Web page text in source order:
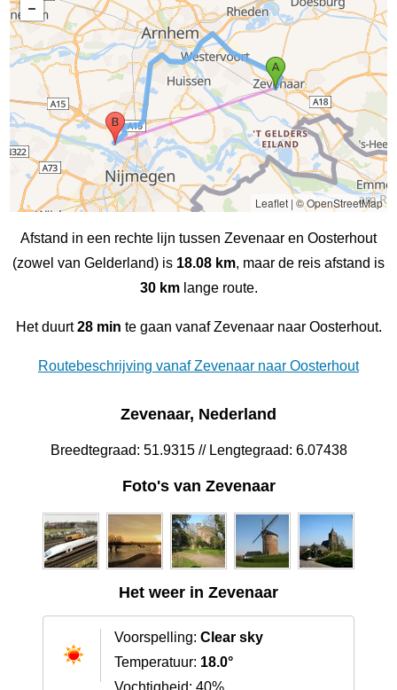
Leaflet|© OpenStreetMap
Afstand in een rechte lijn tussen Zevenaar en Oosterhout
(zowel van Gelderland) is 18.08 km, maar de reis afstand is
30 kmlange route.
Het duurt28 min te gaan vanaf Zevenaar naar Oosterhout.
Routebeschrijving vanaf Zevenaar naar Oosterhout
Zevenaar, Nederland
Breedtegraad: 51.9315 // Lengtegraad: 6.07438
Foto's van Zevenaar
Het weer in Zevenaar
Voorspelling: Clear sky
Temperatuur: 18.0°